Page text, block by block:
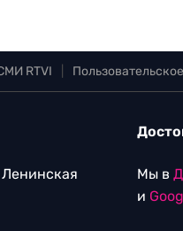
RTVI
Ленинская
Мы в
и